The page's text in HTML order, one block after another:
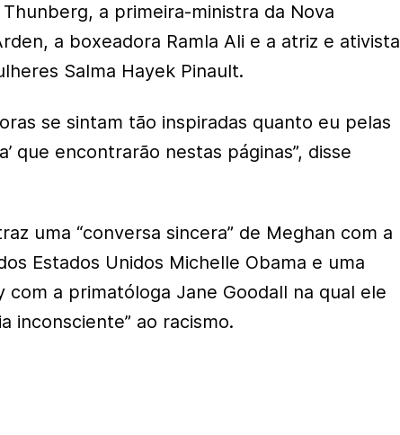
a primeira-ministra da Nova
a boxeadora Ramla Ali e a atriz e ativista
Salma Hayek Pinault.
se sintam tão inspiradas quanto eu pelas
que encontrarão nestas páginas”, disse
uma “conversa sincera” de Meghan com a
Estados Unidos Michelle Obama e uma
com a primatóloga Jane Goodall na qual ele
inconsciente” ao racismo.